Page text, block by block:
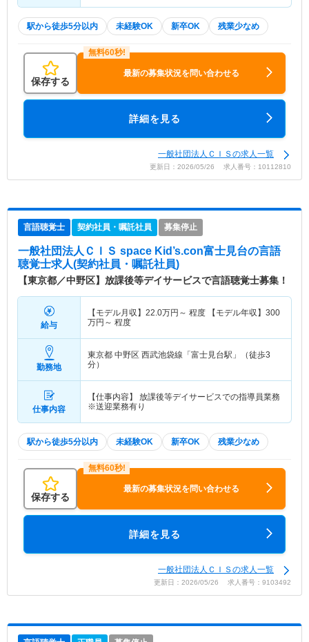
駅から徒歩5分以内 未経験OK 新卒OK 残業少なめ
保存する
最新の募集状況を問い合わせる
詳細を見る
一般社団法人ＣＩＳの求人一覧
更新日：2026/05/26 求人番号：10112810
言語聴覚士 契約社員・嘱託社員 募集停止
一般社団法人ＣＩＳ space Kid’s.con富士見台の言語
聴覚士求人(契約社員・嘱託社員)
【東京都／中野区】放課後等デイサービスで言語聴覚士募集！
給与
【モデル月収】 22.0万円～ 程度 【モデル年収】 300
万円～ 程度
勤務地
東京都 中野区 西武池袋線「富士見台駅」（徒歩3
分）
仕事内容
【仕事内容】 放課後等デイサービスでの指導員業務
※送迎業務有り
駅から徒歩5分以内 未経験OK 新卒OK 残業少なめ
保存する
最新の募集状況を問い合わせる
詳細を見る
一般社団法人ＣＩＳの求人一覧
更新日：2026/05/26 求人番号：9103492